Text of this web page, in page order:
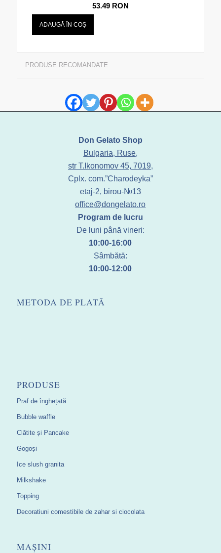
53.49 RON
ADAUGĂ ÎN COȘ
PRODUSE RECOMANDATE
Don Gelato Shop
Bulgaria, Ruse,
str T.Ikonomov 45, 7019,
Cplx. com.”Charodeyka”
etaj-2, birou-№13
office@dongelato.ro
Program de lucru
De luni până vineri:
10:00-16:00
Sâmbătă:
10:00-12:00
METODA DE PLATĂ
PRODUSE
Praf de înghețată
Bubble waffle
Clătite și Pancake
Gogoși
Ice slush granita
Milkshake
Topping
Decoratiuni comestibile de zahar si ciocolata
MAȘINI